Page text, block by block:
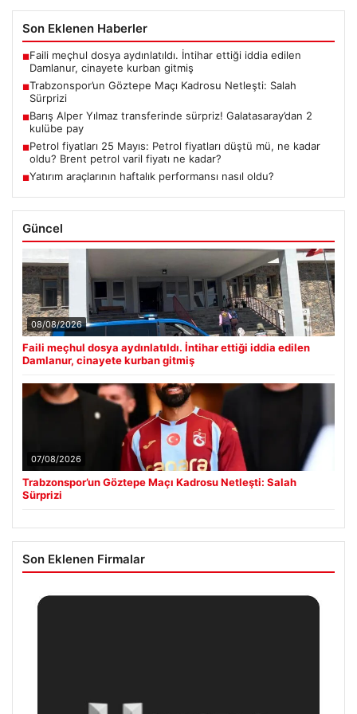
Son Eklenen Haberler
■Faili meçhul dosya aydınlatıldı. İntihar ettiği iddia edilen
Damlanur, cinayete kurban gitmiş
■Trabzonspor’un Göztepe Maçı Kadrosu Netleşti: Salah
Sürprizi
■Barış Alper Yılmaz transferinde sürpriz! Galatasaray’dan 2
kulübe pay
■Petrol fiyatları 25 Mayıs: Petrol fiyatları düştü mü, ne kadar
oldu? Brent petrol varil fiyatı ne kadar?
■Yatırım araçlarının haftalık performansı nasıl oldu?
Güncel
08/08/2026
Faili meçhul dosya aydınlatıldı. İntihar ettiği iddia edilen
Damlanur, cinayete kurban gitmiş
07/08/2026
Trabzonspor’un Göztepe Maçı Kadrosu Netleşti: Salah
Sürprizi
Son Eklenen Firmalar